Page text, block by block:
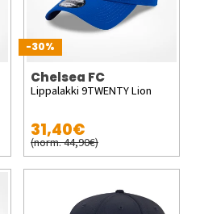
-30%
Chelsea FC
Lippalakki 9TWENTY Lion
31,40€
(norm. 44,90€)